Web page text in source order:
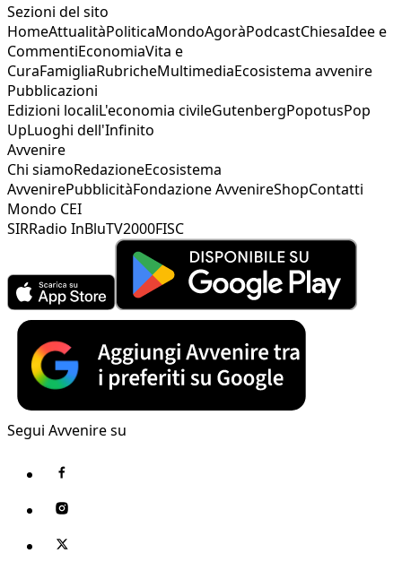
Sezioni del sito
HomeAttualitàPoliticaMondoAgoràPodcastChiesaIdee e
CommentiEconomiaVita e
CuraFamigliaRubricheMultimediaEcosistema avvenire
Pubblicazioni
Edizioni localiL'economia civileGutenbergPopotusPop
UpLuoghi dell'Infinito
Avvenire
Chi siamoRedazioneEcosistema
AvvenirePubblicitàFondazione AvvenireShopContatti
Mondo CEI
SIRRadio InBluTV2000FISC
Segui Avvenire su